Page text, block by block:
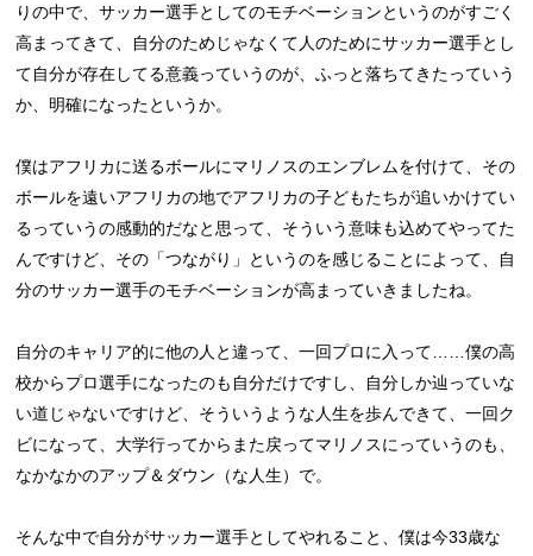
りの中で、サッカー選手としてのモチベーションというのがすごく
高まってきて、自分のためじゃなくて人のためにサッカー選手とし
て自分が存在してる意義っていうのが、ふっと落ちてきたっていう
か、明確になったというか。
僕はアフリカに送るボールにマリノスのエンブレムを付けて、その
ボールを遠いアフリカの地でアフリカの子どもたちが追いかけてい
るっていうの感動的だなと思って、そういう意味も込めてやってた
んですけど、その「つながり」というのを感じることによって、自
分のサッカー選手のモチベーションが高まっていきましたね。
自分のキャリア的に他の人と違って、一回プロに入って……僕の高
校からプロ選手になったのも自分だけですし、自分しか辿っていな
い道じゃないですけど、そういうような人生を歩んできて、一回ク
ビになって、大学行ってからまた戻ってマリノスにっていうのも、
なかなかのアップ＆ダウン（な人生）で。
そんな中で自分がサッカー選手としてやれること、僕は今33歳な